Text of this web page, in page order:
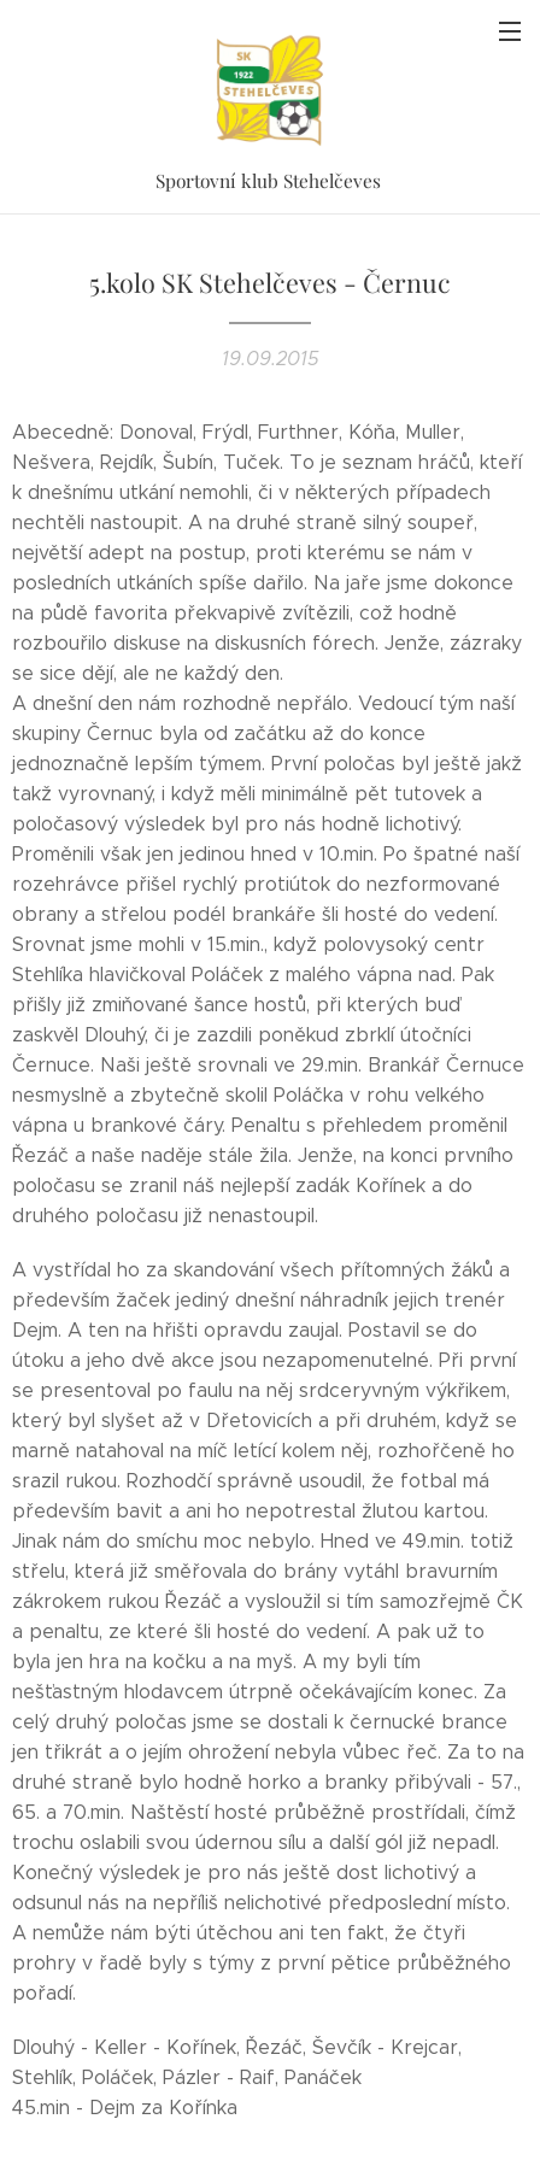
Sportovní klub Stehelčeves
5.kolo SK Stehelčeves - Černuc
19.09.2015
Abecedně: Donoval, Frýdl, Furthner, Kóňa, Muller,
Nešvera, Rejdík, Šubín, Tuček. To je seznam hráčů, kteří
k dnešnímu utkání nemohli, či v některých případech
nechtěli nastoupit. A na druhé straně silný soupeř,
největší adept na postup, proti kterému se nám v
posledních utkáních spíše dařilo. Na jaře jsme dokonce
na půdě favorita překvapivě zvítězili, což hodně
rozbouřilo diskuse na diskusních fórech. Jenže, zázraky
se sice dějí, ale ne každý den.
A dnešní den nám rozhodně nepřálo. Vedoucí tým naší
skupiny Černuc byla od začátku až do konce
jednoznačně lepším týmem. První poločas byl ještě jakž
takž vyrovnaný, i když měli minimálně pět tutovek a
poločasový výsledek byl pro nás hodně lichotivý.
Proměnili však jen jedinou hned v 10.min. Po špatné naší
rozehrávce přišel rychlý protiútok do nezformované
obrany a střelou podél brankáře šli hosté do vedení.
Srovnat jsme mohli v 15.min., když polovysoký centr
Stehlíka hlavičkoval Poláček z malého vápna nad. Pak
přišly již zmiňované šance hostů, při kterých buď
zaskvěl Dlouhý, či je zazdili poněkud zbrklí útočníci
Černuce. Naši ještě srovnali ve 29.min. Brankář Černuce
nesmyslně a zbytečně skolil Poláčka v rohu velkého
vápna u brankové čáry. Penaltu s přehledem proměnil
Řezáč a naše naděje stále žila. Jenže, na konci prvního
poločasu se zranil náš nejlepší zadák Kořínek a do
druhého poločasu již nenastoupil.
A vystřídal ho za skandování všech přítomných žáků a
především žaček jediný dnešní náhradník jejich trenér
Dejm. A ten na hřišti opravdu zaujal. Postavil se do
útoku a jeho dvě akce jsou nezapomenutelné. Při první
se presentoval po faulu na něj srdceryvným výkřikem,
který byl slyšet až v Dřetovicích a při druhém, když se
marně natahoval na míč letící kolem něj, rozhořčeně ho
srazil rukou. Rozhodčí správně usoudil, že fotbal má
především bavit a ani ho nepotrestal žlutou kartou.
Jinak nám do smíchu moc nebylo. Hned ve 49.min. totiž
střelu, která již směřovala do brány vytáhl bravurním
zákrokem rukou Řezáč a vysloužil si tím samozřejmě ČK
a penaltu, ze které šli hosté do vedení. A pak už to
byla jen hra na kočku a na myš. A my byli tím
nešťastným hlodavcem útrpně očekávajícím konec. Za
celý druhý poločas jsme se dostali k černucké brance
jen třikrát a o jejím ohrožení nebyla vůbec řeč. Za to na
druhé straně bylo hodně horko a branky přibývali - 57.,
65. a 70.min. Naštěstí hosté průběžně prostřídali, čímž
trochu oslabili svou údernou sílu a další gól již nepadl.
Konečný výsledek je pro nás ještě dost lichotivý a
odsunul nás na nepříliš nelichotivé předposlední místo.
A nemůže nám býti útěchou ani ten fakt, že čtyři
prohry v řadě byly s týmy z první pětice průběžného
pořadí.
Dlouhý - Keller - Kořínek, Řezáč, Ševčík - Krejcar,
Stehlík, Poláček, Pázler - Raif, Panáček
45.min - Dejm za Kořínka